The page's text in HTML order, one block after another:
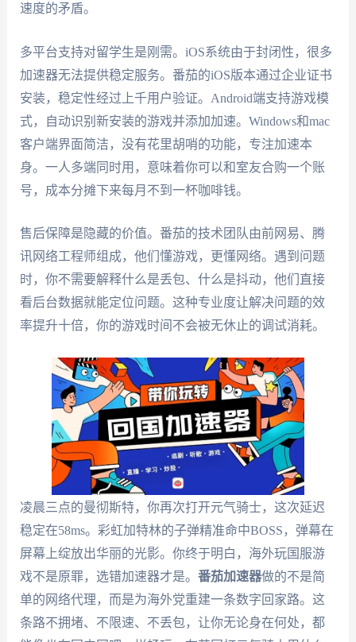
速度的矛盾。
多平台支持对留学生是刚需。iOS系统由于封闭性，很多
加速器无法提供稳定服务。番茄的iOS版本通过企业证书
安装，稳定性经过上千用户验证。Android端支持游戏模
式，自动识别新安装的游戏并添加加速。Windows和mac
客户端界面简洁，没有花里胡哨的功能，专注加速本
身。一人多端同时用，意味着你可以和室友合购一个账
号，成本分摊下来每月不到一杯咖啡钱。
售后保障是隐藏的价值。番茄的技术团队由前网易、腾
讯网络工程师组成，他们懂游戏，更懂网络。遇到问题
时，你不需要解释什么是丢包、什么是抖动，他们直接
看后台数据就能定位问题。这种专业度让解决问题的效
率提升十倍，你的游戏时间不会被无休止的调试消耗。
凌晨三点的曼彻斯特，你再次打开元气骑士，这次延迟
稳定在58ms。彩虹加特林的子弹精准命中BOSS，弹幕在
屏幕上绽放出华丽的光影。你终于明白，海外玩国服游
戏不是原罪，选错加速器才是。 番茄加速器做的不是简
单的网络代理，而是为海外党重建一条数字回家路。这
条路不拥堵、不限速、不丢包，让你无论身在何处，都